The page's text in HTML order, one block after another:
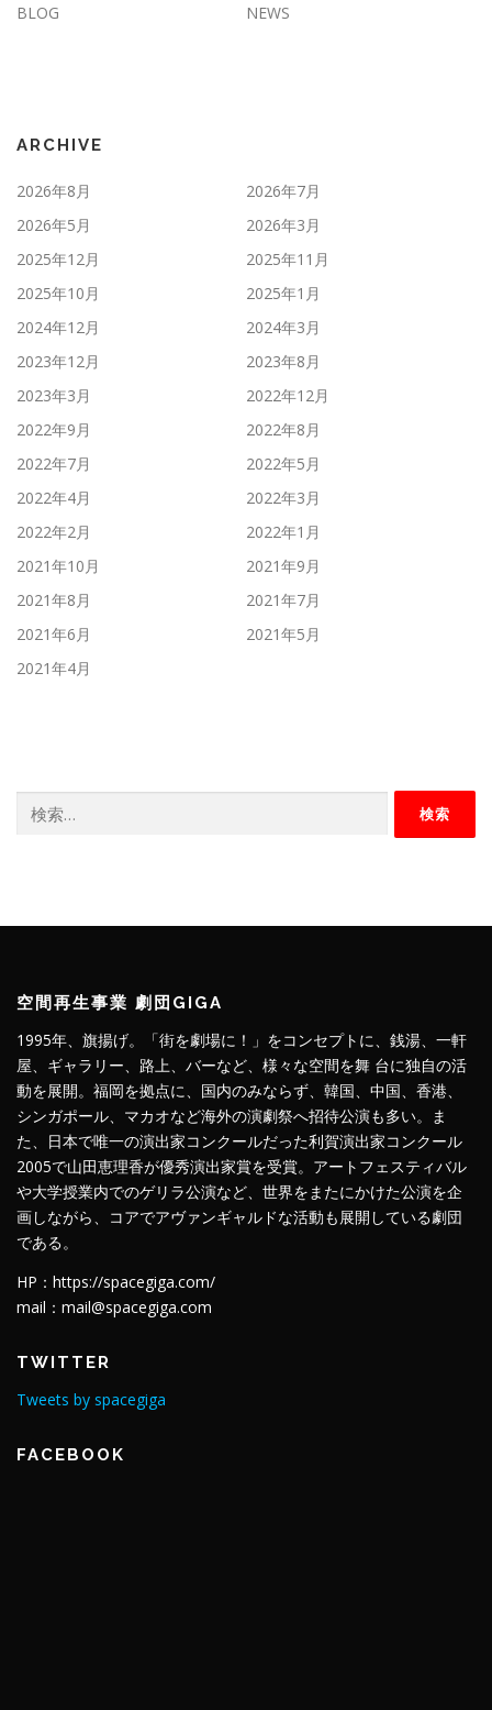
BLOG NEWS
ARCHIVE
2026年8月
2026年7月
2026年5月
2026年3月
2025年12月
2025年11月
2025年10月
2025年1月
2024年12月
2024年3月
2023年12月
2023年8月
2023年3月
2022年12月
2022年9月
2022年8月
2022年7月
2022年5月
2022年4月
2022年3月
2022年2月
2022年1月
2021年10月
2021年9月
2021年8月
2021年7月
2021年6月
2021年5月
2021年4月
索:
空間再生事業 劇団GIGA
1995年、旗揚げ。「街を劇場に！」をコンセプトに、銭湯、一軒
屋、ギャラリー、路上、バーなど、様々な空間を舞 台に独自の活
動を展開。福岡を拠点に、国内のみならず、韓国、中国、香港、
シンガポール、マカオなど海外の演劇祭へ招待公演も多い。ま
た、日本で唯一の演出家コンクールだった利賀演出家コンクール
2005で山田恵理香が優秀演出家賞を受賞。アートフェスティバル
や大学授業内でのゲリラ公演など、世界をまたにかけた公演を企
画しながら、コアでアヴァンギャルドな活動も展開している劇団
である。
HP：https://spacegiga.com/
mail：mail@spacegiga.com
TWITTER
Tweets by spacegiga
FACEBOOK